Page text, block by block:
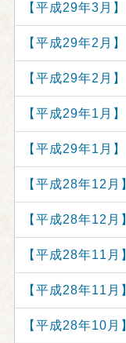
【平成29年3
【平成29年2
【平成29年2
【平成29年1
【平成29年1
【平成28年12
【平成28年12
【平成28年11
【平成28年11
【平成28年10